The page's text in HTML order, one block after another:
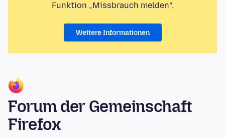
Funktion „Missbrauch melden“.
Weitere Informationen
Forum der Gemeinschaft
Firefox